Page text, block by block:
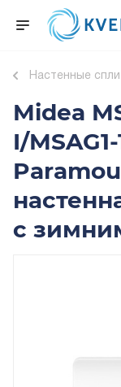
Настенные
Midea
I/
с